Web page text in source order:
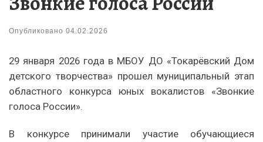
Опубликовано 04.02.2026
29 января 2026 года в МБОУ ДО «Токарёвский Дом
детского творчества» прошел муниципальный этап
областного конкурса юных вокалистов «Звонкие
голоса России».
В конкурсе принимали участие обучающиеся